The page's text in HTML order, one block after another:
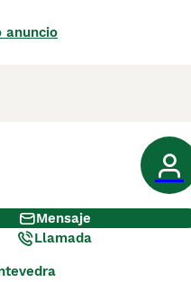
anuncio
Mensaje
Llamada